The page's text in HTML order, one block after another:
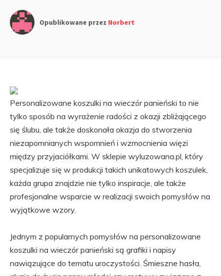
Opublikowane przez Norbert
Personalizowane koszulki na wieczór panieński to nie
tylko sposób na wyrażenie radości z okazji zbliżającego
się ślubu, ale także doskonała okazja do stworzenia
niezapomnianych wspomnień i wzmocnienia więzi
między przyjaciółkami. W sklepie wyluzowana.pl, który
specjalizuje się w produkcji takich unikatowych koszulek,
każda grupa znajdzie nie tylko inspiracje, ale także
profesjonalne wsparcie w realizacji swoich pomysłów na
wyjątkowe wzory.
Jednym z popularnych pomysłów na personalizowane
koszulki na wieczór panieński są grafiki i napisy
nawiązujące do tematu uroczystości. Śmieszne hasła,